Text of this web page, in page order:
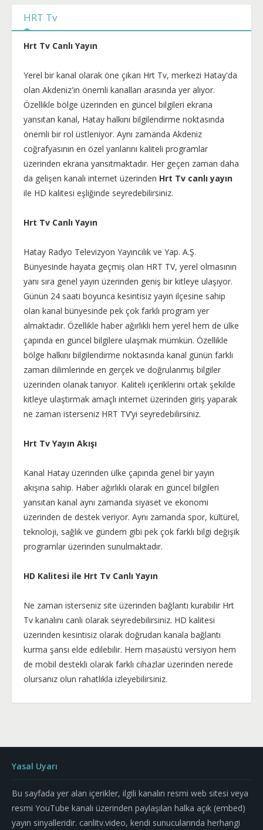
HRT Tv
Hrt Tv Canlı Yayın
Yerel bir kanal olarak öne çıkan Hrt Tv, merkezi Hatay'da
olan Akdeniz'in önemli kanalları arasında yer alıyor.
Özellikle bölge üzerinden en güncel bilgileri ekrana
yansıtan kanal, Hatay halkını bilgilendirme noktasında
önemli bir rol üstleniyor. Aynı zamanda Akdeniz
coğrafyasının en özel yanlarını kaliteli programlar
üzerinden ekrana yansıtmaktadır. Her geçen zaman daha
da gelişen kanalı internet üzerinden Hrt Tv canlı yayın
ile HD kalitesi eşliğinde seyredebilirsiniz.
Hrt Tv Canlı Yayın
Hatay Radyo Televizyon Yayıncılık ve Yap. A.Ş.
Bünyesinde hayata geçmiş olan HRT TV, yerel olmasının
yanı sıra genel yayın üzerinden geniş bir kitleye ulaşıyor.
Günün 24 saati boyunca kesintisiz yayın ilçesine sahip
olan kanal bünyesinde pek çok farklı program yer
almaktadır. Özellikle haber ağırlıklı hem yerel hem de ülke
çapında en güncel bilgilere ulaşmak mümkün. Özellikle
bölge halkını bilgilendirme noktasında kanal günün farklı
zaman dilimlerinde en gerçek ve doğrulanmış bilgiler
üzerinden olanak tanıyor. Kaliteli içeriklerini ortak şekilde
kitleye ulaştırmak amaçlı internet üzerinden giriş yaparak
ne zaman isterseniz HRT TV’yi seyredebilirsiniz.
Hrt Tv Yayın Akışı
Kanal Hatay üzerinden ülke çapında genel bir yayın
akışına sahip. Haber ağırlıklı olarak en güncel bilgileri
yansıtan kanal aynı zamanda siyaset ve ekonomi
üzerinden de destek veriyor. Aynı zamanda spor, kültürel,
teknoloji, sağlık ve gündem gibi pek çok farklı bilgi değişik
programlar üzerinden sunulmaktadır.
HD Kalitesi ile Hrt Tv Canlı Yayın
Ne zaman isterseniz site üzerinden bağlantı kurabilir Hrt
Tv kanalını canlı olarak seyredebilirsiniz. HD kalitesi
üzerinden kesintisiz olarak doğrudan kanala bağlantı
kurma şansı elde edilebilir. Hem masaüstü versiyon hem
de mobil destekli olarak farklı cihazlar üzerinden nerede
olursanız olun rahatlıkla izleyebilirsiniz.
Yasal Uyarı
Bu sayfada yer alan içerikler, ilgili kanalın resmi web sitesi veya
resmi YouTube kanalı üzerinden paylaşılan halka açık (embed)
yayın sinyalleridir. canlitv.video, kendi sunucularında herhangi